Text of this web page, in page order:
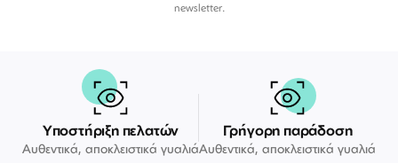
newsletter.
Υποστήριξη πελατών
Αυθεντικά, αποκλειστικά γυαλιά
Γρήγορη παράδοση
Αυθεντικά, αποκλειστικά γυαλιά